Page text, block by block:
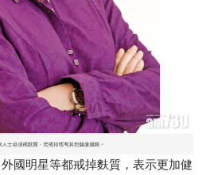
國明星等都戒掉麩質，表示更加健